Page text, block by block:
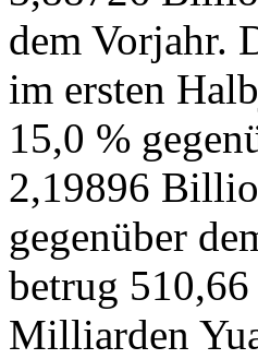
dem Vorjahr.
im ersten
15,0 %
2,19896
gegenüber
betrug
Milliarden